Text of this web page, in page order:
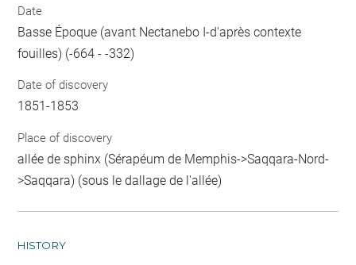
Date
Basse Époque (avant Nectanebo I-d'après contexte
fouilles) (-664 - -332)
Date of discovery
1851-1853
Place of discovery
allée de sphinx (Sérapéum de Memphis->Saqqara-Nord-
>Saqqara) (sous le dallage de l'allée)
HISTORY